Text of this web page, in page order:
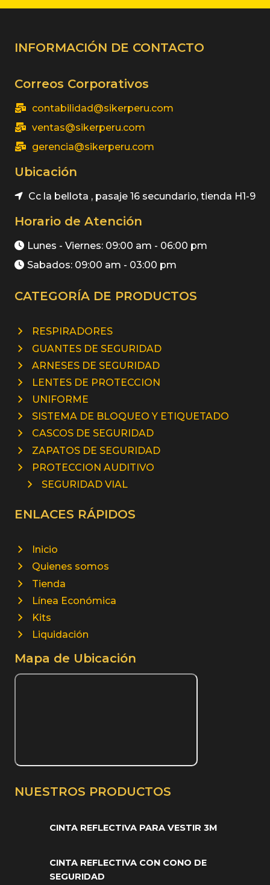
INFORMACIÓN DE CONTACTO
Correos Corporativos
contabilidad@sikerperu.com
ventas@sikerperu.com
gerencia@sikerperu.com
Ubicación
Cc la bellota , pasaje 16 secundario, tienda H1-9
Horario de Atención
Lunes - Viernes: 09:00 am - 06:00 pm
Sabados: 09:00 am - 03:00 pm
CATEGORÍA DE PRODUCTOS
RESPIRADORES
GUANTES DE SEGURIDAD
ARNESES DE SEGURIDAD
LENTES DE PROTECCION
UNIFORME
SISTEMA DE BLOQUEO Y ETIQUETADO
CASCOS DE SEGURIDAD
ZAPATOS DE SEGURIDAD
PROTECCION AUDITIVO
SEGURIDAD VIAL
ENLACES RÁPIDOS
Inicio
Quienes somos
Tienda
Línea Económica
Kits
Liquidación
Mapa de Ubicación
NUESTROS PRODUCTOS
CINTA REFLECTIVA PARA VESTIR 3M
CINTA REFLECTIVA CON CONO DE
SEGURIDAD